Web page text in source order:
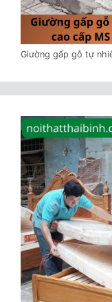
Giường gấp gỗ tự